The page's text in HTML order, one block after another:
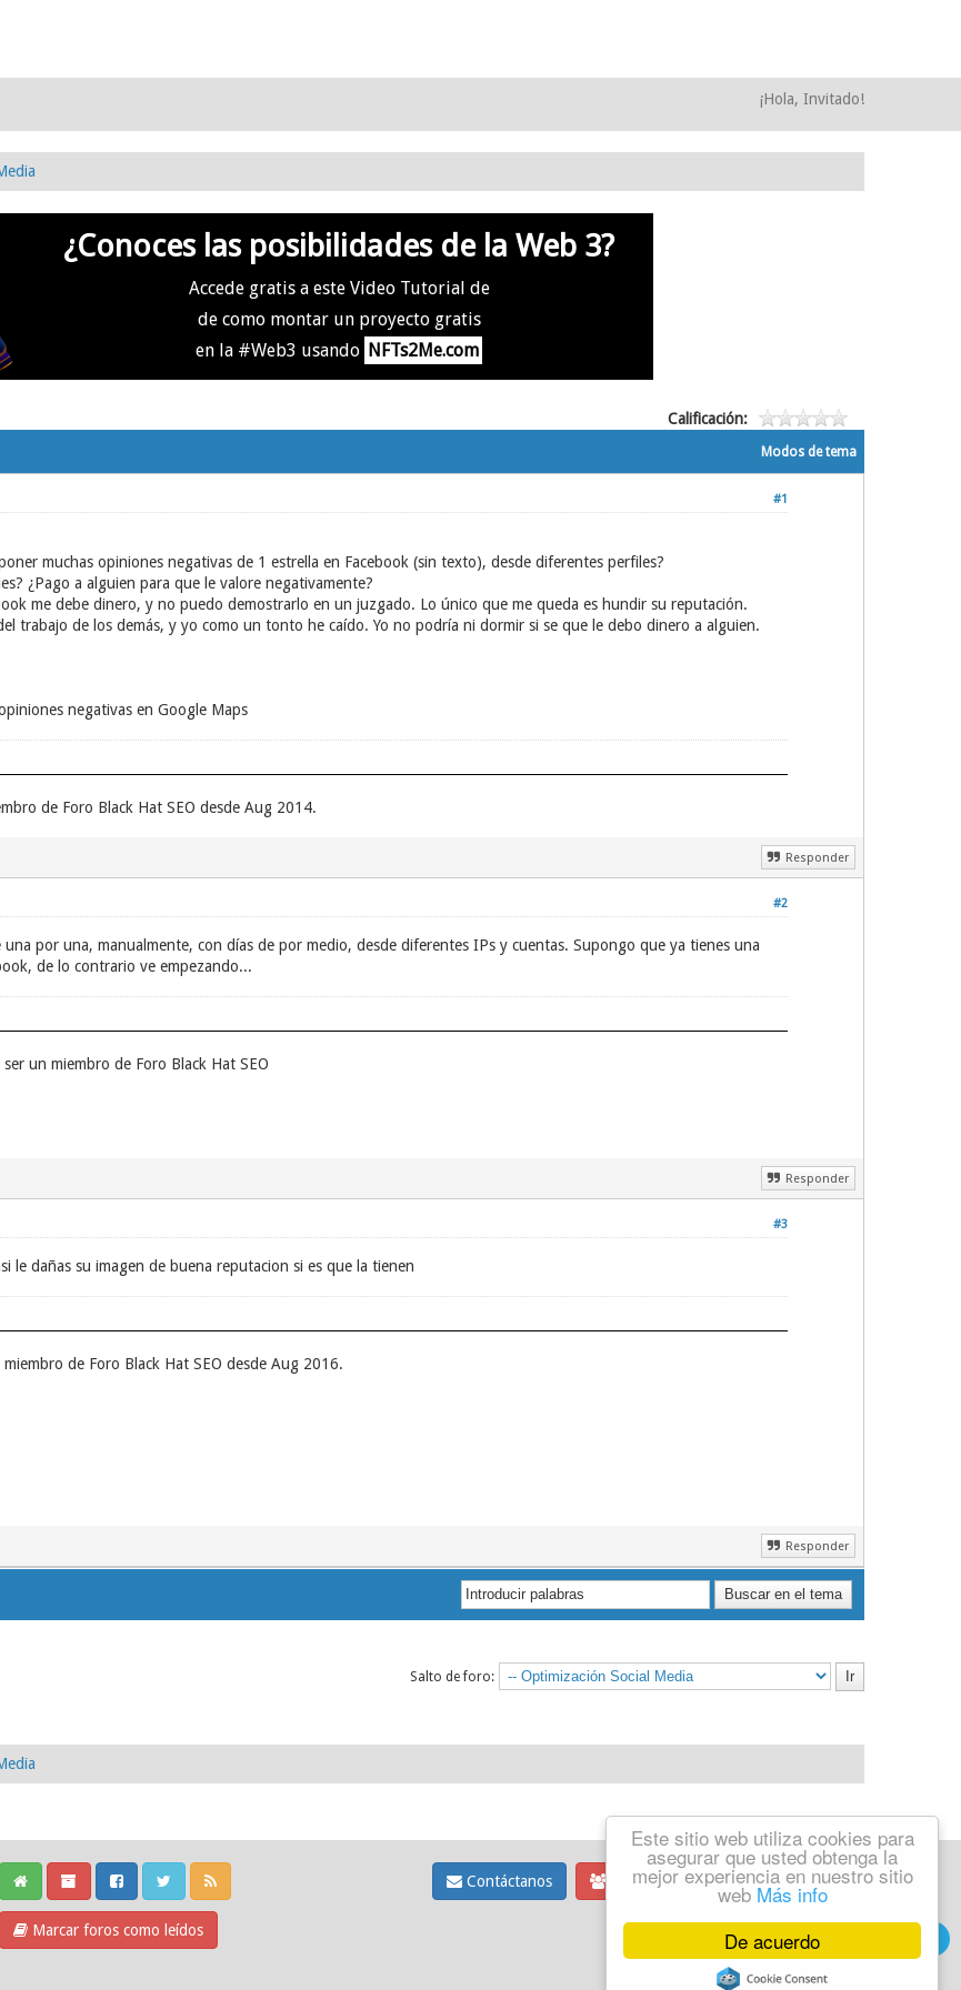
De acuerdo
Este sitio web utiliza cookies para
asegurar que usted obtenga la
mejor experiencia en nuestro sitio
web Más info
¡Hola, Invitado!
¿Conoces las posibilidades de la Web 3?
Accede gratis a este Video Tutorial de
de como montar un proyecto gratis
en la #Web3 usando NFTs2Me.com
Calificación:
Modos de tema
#1
muchas opiniones negativas de 1 estrella en Facebook (sin texto), desde diferentes perfiles?
¿Pago a alguien para que le valore negativamente?
me debe dinero, y no puedo demostrarlo en un juzgado. Lo único que me queda es hundir su reputación.
trabajo de los demás, y yo como un tonto he caído. Yo no podría ni dormir si se que le debo dinero a alguien.
negativas en Google Maps
de Foro Black Hat SEO desde Aug 2014.
Responder
#2
una por una, manualmente, con días de por medio, desde diferentes IPs y cuentas. Supongo que ya tienes una
de lo contrario ve empezando...
un miembro de Foro Black Hat SEO
Responder
#3
le dañas su imagen de buena reputacion si es que la tienen
de Foro Black Hat SEO desde Aug 2016.
Responder
Salto de foro:
Marcar foros como leídos
Contáctanos Equipo del foro